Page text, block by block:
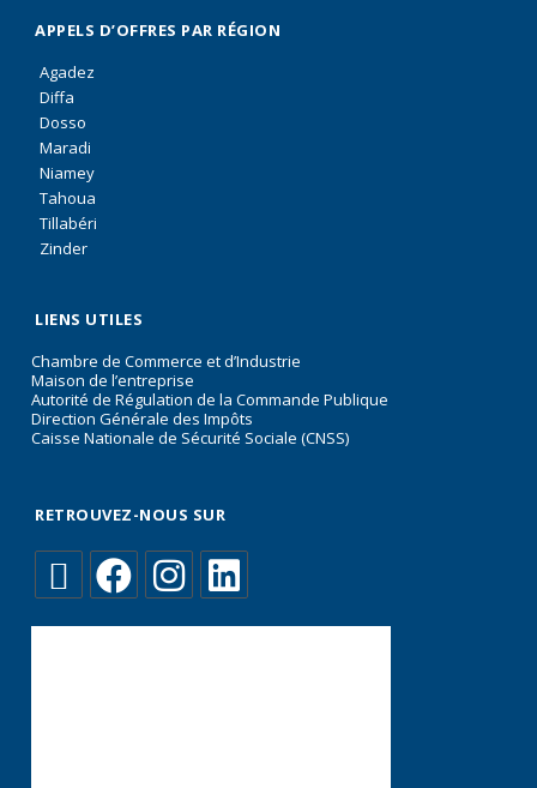
APPELS D’OFFRES PAR RÉGION
Agadez
Diffa
Dosso
Maradi
Niamey
Tahoua
Tillabéri
Zinder
LIENS UTILES
Chambre de Commerce et d’Industrie
Maison de l’entreprise
Autorité de Régulation de la Commande Publique
Direction Générale des Impôts
Caisse Nationale de Sécurité Sociale (CNSS)
RETROUVEZ-NOUS SUR